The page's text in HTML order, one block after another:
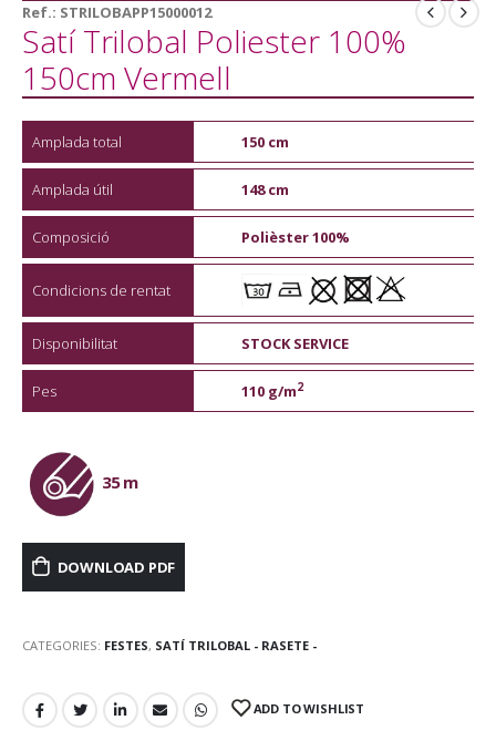
Ref.: STRILOBAPP15000012
Satí Trilobal Poliester 100%
150cm Vermell
Amplada total 150 cm
Amplada útil 148 cm
Composició Polièster 100%
Condicions de rentat
Disponibilitat STOCK SERVICE
Pes 110 g/m2
35 m
DOWNLOAD PDF
CATEGORIES: FESTES, SATÍ TRILOBAL - RASETE -
ADD TO WISHLIST